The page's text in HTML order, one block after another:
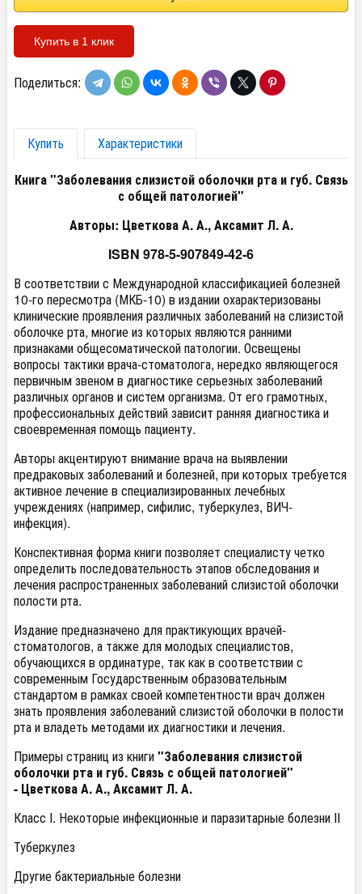
Купить в 1 клик
Поделиться:
Купить
Характеристики
Книга "Заболевания слизистой оболочки рта и губ. Связь
с общей патологией"
Авторы: Цветкова А. А., Аксамит Л. А.
ISBN 978-5-907849-42-6
В соответствии с Международной классификацией болезней
10-го пересмотра (МКБ-10) в издании охарактеризованы
клинические проявления различных заболеваний на слизистой
оболочке рта, многие из которых являются ранними
признаками общесоматической патологии. Освещены
вопросы тактики врача-стоматолога, нередко являющегося
первичным звеном в диагностике серьезных заболеваний
различных органов и систем организма. От его грамотных,
профессиональных действий зависит ранняя диагностика и
своевременная помощь пациенту.
Авторы акцентируют внимание врача на выявлении
предраковых заболеваний и болезней, при которых требуется
активное лечение в специализированных лечебных
учреждениях (например, сифилис, туберкулез, ВИЧ-
инфекция).
Конспективная форма книги позволяет специалисту четко
определить последовательность этапов обследования и
лечения распространенных заболеваний слизистой оболочки
полости рта.
Издание предназначено для практикующих врачей-
стоматологов, а также для молодых специалистов,
обучающихся в ординатуре, так как в соответствии с
современным Государственным образовательным
стандартом в рамках своей компетентности врач должен
знать проявления заболеваний слизистой оболочки в полости
рта и владеть методами их диагностики и лечения.
Примеры страниц из книги"Заболевания слизистой
оболочки рта и губ. Связь с общей патологией"
- Цветкова А. А., Аксамит Л. А.
Класс I. Некоторые инфекционные и паразитарные болезни II
Туберкулез
Другие бактериальные болезни